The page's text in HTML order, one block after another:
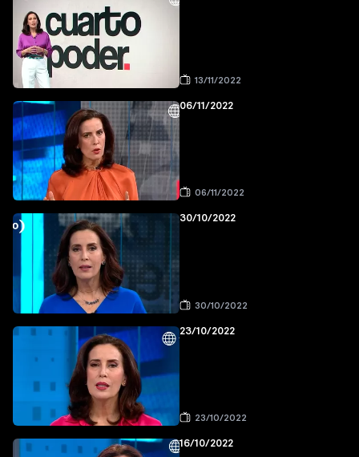
13/11/2022
06/11/2022
06/11/2022
30/10/2022
30/10/2022
23/10/2022
23/10/2022
16/10/2022